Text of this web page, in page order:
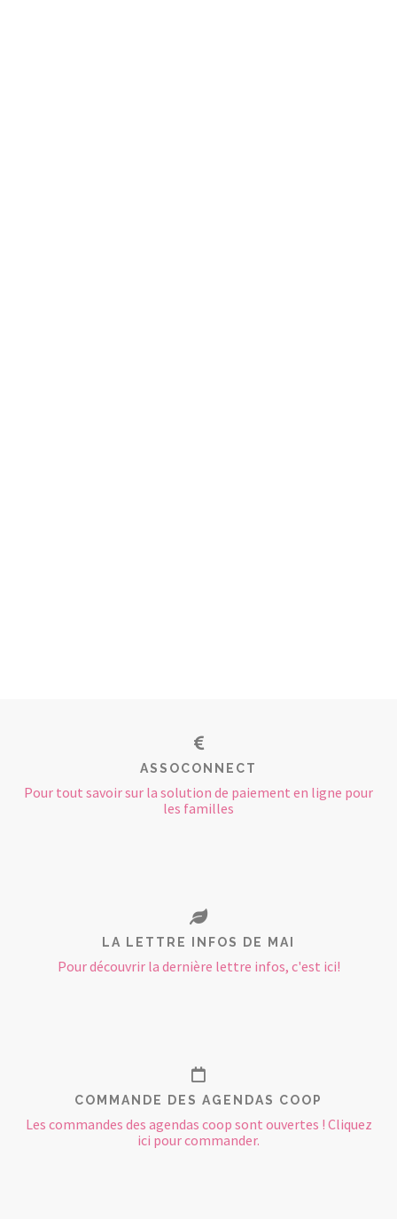
ASSOCONNECT
Pour tout savoir sur la solution de paiement en ligne pour
les familles
LA LETTRE INFOS DE MAI
Pour découvrir la dernière lettre infos, c'est ici!
COMMANDE DES AGENDAS COOP
Les commandes des agendas coop sont ouvertes ! Cliquez
ici pour commander.